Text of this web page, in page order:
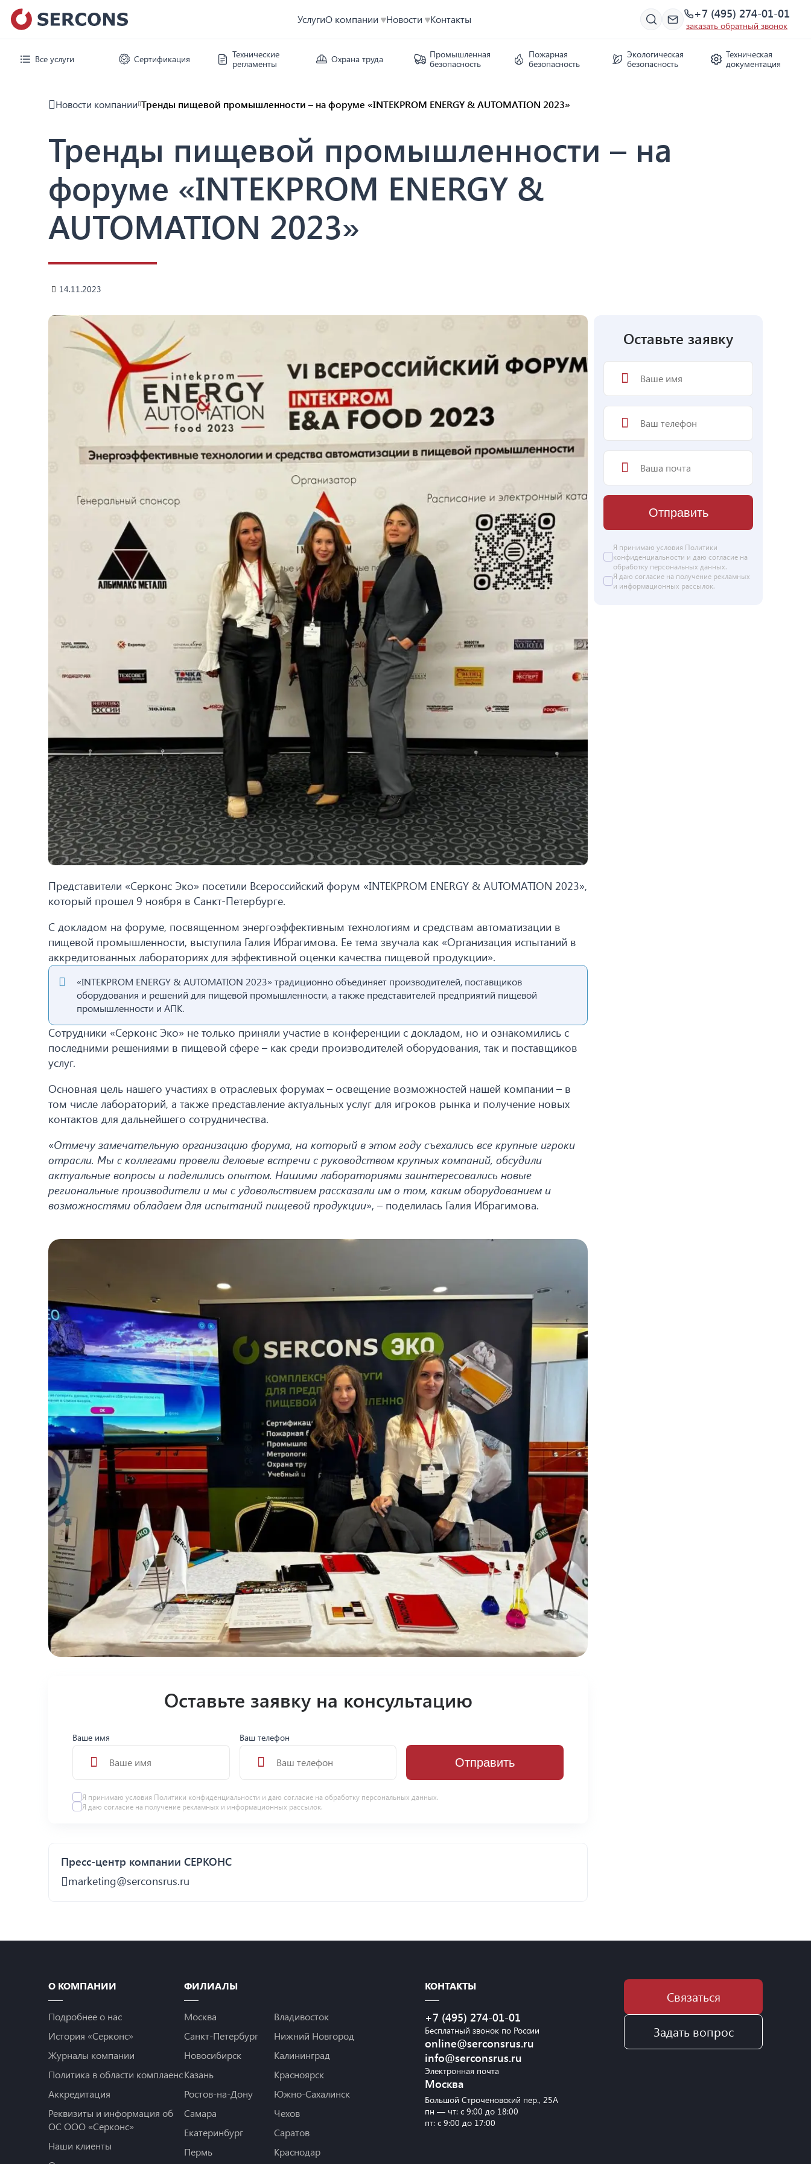
УслугиО компании Новости Контакты +7 (495) 274-01-01
заказать обратный звонок
Все услуги Сертификация
Технические
регламенты
Охрана труда
Промышленная
безопасность
Пожарная
безопасность
Экологическая
безопасность
Техническая
документация
Новости компании Тренды пищевой промышленности – на форуме «INTEKPROM ENERGY & AUTOMATION 2023»
Тренды пищевой промышленности – на
форуме «INTEKPROM ENERGY &
AUTOMATION 2023»
14.11.2023
Представители «Серконс Эко» посетили Всероссийский форум «INTEKPROM ENERGY & AUTOMATION 2023»,
который прошел 9 ноября в Санкт-Петербурге.
С докладом на форуме, посвященном энергоэффективным технологиям и средствам автоматизации в
пищевой промышленности, выступила Галия Ибрагимова. Ее тема звучала как «Организация испытаний в
аккредитованных лабораториях для эффективной оценки качества пищевой продукции».
«INTEKPROM ENERGY & AUTOMATION 2023» традиционно объединяет производителей, поставщиков
оборудования и решений для пищевой промышленности, а также представителей предприятий пищевой
промышленности и АПК.
Сотрудники «Серконс Эко» не только приняли участие в конференции с докладом, но и ознакомились с
последними решениями в пищевой сфере – как среди производителей оборудования, так и поставщиков
услуг.
Основная цель нашего участиях в отраслевых форумах – освещение возможностей нашей компании – в
том числе лабораторий, а также представление актуальных услуг для игроков рынка и получение новых
контактов для дальнейшего сотрудничества.
«Отмечу замечательную организацию форума, на который в этом году съехались все крупные игроки
отрасли. Мы с коллегами провели деловые встречи с руководством крупных компаний, обсудили
актуальные вопросы и поделились опытом. Нашими лабораториями заинтересовались новые
региональные производители и мы с удовольствием рассказали им о том, каким оборудованием и
возможностями обладаем для испытаний пищевой продукции», – поделилась Галия Ибрагимова.
Оставьте заявку на консультацию
Ваше имя Ваш телефон
Отправить
Я принимаю условия Политики конфиденциальности и даю согласие на обработку персональных данных.
Я даю согласие на получение рекламных и информационных рассылок.
Пресс-центр компании СЕРКОНС
marketing@serconsrus.ru
Оставьте заявку
Отправить
Я принимаю условия Политики
конфиденциальности и даю согласие на
обработку персональных данных.
Я даю согласие на получение рекламных
и информационных рассылок.
О КОМПАНИИ
Подробнее о нас
История «Серконс»
Журналы компании
Политика в области комплаенс
Аккредитация
Реквизиты и информация об
ОС ООО «Серконс»
Наши клиенты
ФИЛИАЛЫ
Москва
Санкт-Петербург
Новосибирск
Казань
Ростов-на-Дону
Самара
Екатеринбург
Пермь
Владивосток
Нижний Новгород
Калининград
Красноярск
Южно-Сахалинск
Чехов
Саратов
Краснодар
КОНТАКТЫ
+7 (495) 274-01-01
Бесплатный звонок по России
online@serconsrus.ru
info@serconsrus.ru
Электронная почта
Москва
Большой Строченовский пер., 25А
пн — чт: с 9:00 до 18:00
пт: с 9:00 до 17:00
Связаться
Задать вопрос